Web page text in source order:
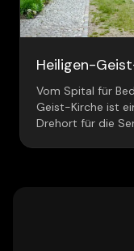
Heiligen-
Vom Spital für
Geist-Kirche ist
Drehort für die